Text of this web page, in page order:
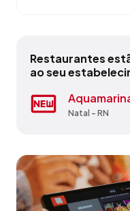
Restaurantes
ao seu
Açaí Prime
Natal - RN
Natal - RN
Bagdad
Mossoró - RN
Estação
Alexandria - RN
Glamour
Mossoró - RN
Hotel E
Monte Alegre -
La Brisa
São Miguel do
Mossoró - RN
Tabua De
Natal - RN
Un Toro Y
Natal - RN